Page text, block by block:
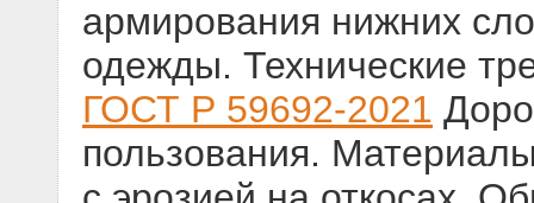
армирования нижних
одежды. Технические
ГОСТ Р 59692-2021
пользования.